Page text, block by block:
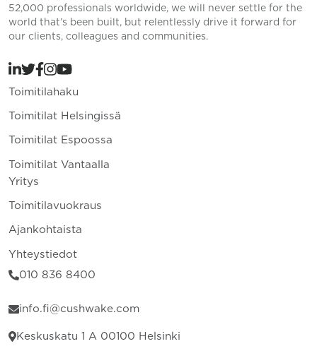
52,000 professionals worldwide, we will never settle for the
world that’s been built, but relentlessly drive it forward for
our clients, colleagues and communities.
Toimitilahaku
Toimitilat Helsingissä
Toimitilat Espoossa
Toimitilat Vantaalla
Yritys
Toimitilavuokraus
Ajankohtaista
Yhteystiedot
010 836 8400
info.fi@cushwake.com
Keskuskatu 1 A 00100 Helsinki